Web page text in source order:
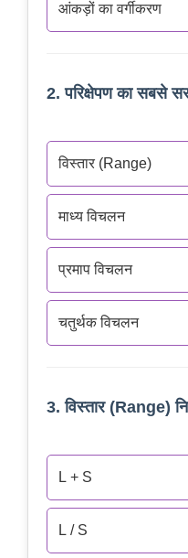
आंकड़ों का वर्गीकरण
2. परिक्षेपण का सबसे
विस्तार (Range)
माध्य विचलन
प्रमाप विचलन
चतुर्थक विचलन
3. विस्तार (Range)
L + S
L / S